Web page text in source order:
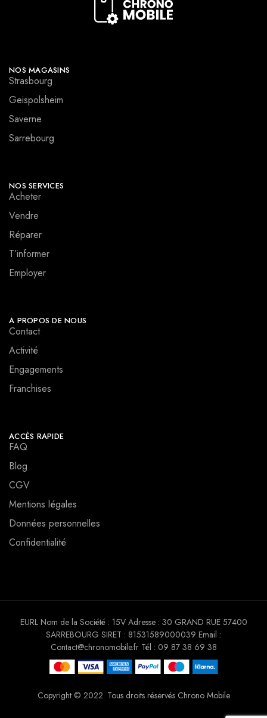
NOS MAGASINS
Strasbourg
Geispolsheim
Saverne
Sarrebourg
NOS SERVICES
Acheter
Vendre
Réparer
T’informer
Employer
A PROPOS DE NOUS
Contact
Activité
Engagements
Franchises
ACCÈS RAPIDE
FAQ
Blog
CGV
Mentions légales
Données personnelles
Confidentialité
Copyright © 2022. Tous droits réservés Chrono Mobile
EURL Nom de la Société : 15V Adresse : 30 GRAND RUE 57400
SARREBOURG SIRET : 81531589000039 Email :
Contact@chronomobile.fr Tél : 09 87 38 69 38